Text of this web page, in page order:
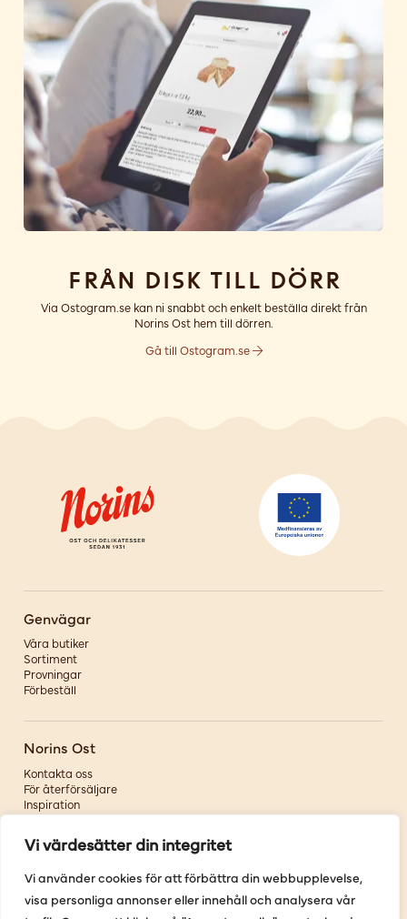
Vi värdesätter din integritet
Vi använder cookies för att förbättra din webbupplevelse,
visa personliga annonser eller innehåll och analysera vår
Från disk till dörr
Via Ostogram.se kan ni snabbt och enkelt beställa direkt från
Norins Ost hem till dörren.
Gå till Ostogram.se
Genvägar
Våra butiker
Sortiment
Provningar
Förbeställ
Norins Ost
Kontakta oss
För återförsäljare
Inspiration
Om oss
Följ oss
Facebook